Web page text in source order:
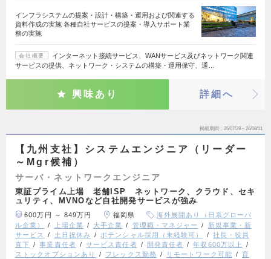
インフラシステムの提案・設計・構築・運用および関連する
資料作成の実施 各種自社サービスの提案・導入サポート業
務の実施
会社概要
インターネット接続サービス、WANサービス及びネットワーク関連
サービスの提供、ネットワーク・システムの構築・運用保守、通…
興味あり 詳細へ
掲載期間 26/07/29～26/08/11
【九州支社】システムエンジニア（リーダー
～Mgr候補）
サーバ・ネットワークエンジニア
東証プライム上場 老舗ISP ネットワーク、クラウド、セキ
ュリティ、MVNOなど自社開発サービスが強み
600万円 ～ 849万円 福岡県
海外展開あり（日系グローバ
ル企業）
上場企業 大手企業 管理職・マネジャー
新規事業・新
サービス
土日祝休み ポテンシャル採用（未経験可）
社長・役員
直下
事業責任者 サービス責任者 開発責任者
年収600万以上
ストックオプションあり
フレックス勤務 リモートワーク可能
育